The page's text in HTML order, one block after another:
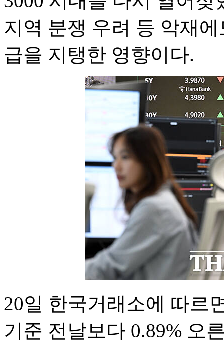
지역 분쟁 우려 등 악재
급을 지탱한 영향이다.
20일 한국거래소에 따르
기준 전날보다 0.89% 오